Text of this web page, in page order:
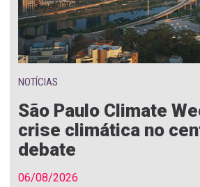
NOTÍCIAS
São Paulo Climate
crise climática no
debate
06/08/2026